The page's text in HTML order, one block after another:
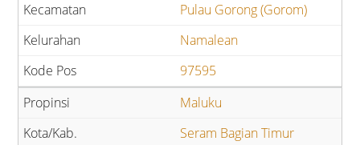
Pulau Gorong (Gorom)
Namalean
97595
Maluku
Seram Bagian Timur